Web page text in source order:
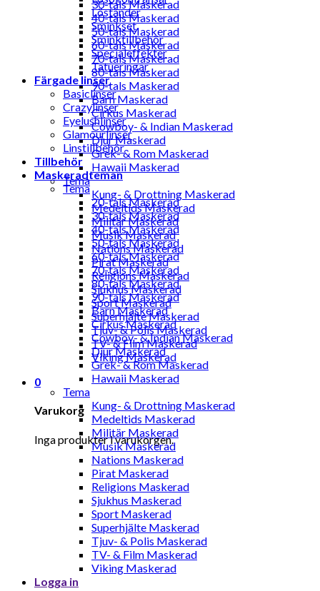
30-tals Maskerad
40-tals Maskerad
50-tals Maskerad
60-tals Maskerad
70-tals Maskerad
80-tals Maskerad
90-tals Maskerad
Barn Maskerad
Cirkus Maskerad
Cowboy- & Indian Maskerad
Djur Maskerad
Grek- & Rom Maskerad
Hawaii Maskerad
Tema
Kung- & Drottning Maskerad
Medeltids Maskerad
Militär Maskerad
Musik Maskerad
Nations Maskerad
Pirat Maskerad
Religions Maskerad
Sjukhus Maskerad
Sport Maskerad
Superhjälte Maskerad
Tjuv- & Polis Maskerad
TV- & Film Maskerad
Viking Maskerad
0
Varukorg
Inga produkter i varukorgen.
Löständer
Sminkset
Sminktillbehör
Specialeffekter
Tatueringar
Färgade linser
Basiclinser
Crazylinser
Eyelushlinser
Glamourlinser
Linstillbehör
Tillbehör
Maskeradteman
Tema
20-tals Maskerad
30-tals Maskerad
40-tals Maskerad
50-tals Maskerad
60-tals Maskerad
70-tals Maskerad
80-tals Maskerad
90-tals Maskerad
Barn Maskerad
Cirkus Maskerad
Cowboy- & Indian Maskerad
Djur Maskerad
Grek- & Rom Maskerad
Hawaii Maskerad
Tema
Kung- & Drottning Maskerad
Medeltids Maskerad
Militär Maskerad
Musik Maskerad
Nations Maskerad
Pirat Maskerad
Religions Maskerad
Sjukhus Maskerad
Sport Maskerad
Superhjälte Maskerad
Tjuv- & Polis Maskerad
TV- & Film Maskerad
Viking Maskerad
Logga in